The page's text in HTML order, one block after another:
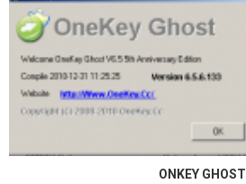
ONKEY GHOST